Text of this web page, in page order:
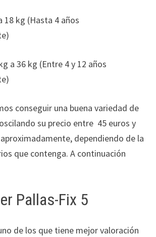
18 kg (Hasta 4 años
a 36 kg (Entre 4 y 12 años
conseguir una buena variedad de
su precio entre 45 euros y
dependiendo de la
que contenga. A continuación
Pallas-Fix 5
de los que tiene mejor valoración